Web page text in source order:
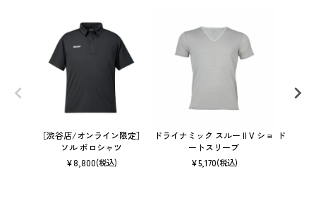
［渋谷店/オンライン限定］
ソル ポロシャツ
¥8,800(税込)
ドライナミック スルー II V ショ
ートスリーブ
¥5,170(税込)
ドライナ